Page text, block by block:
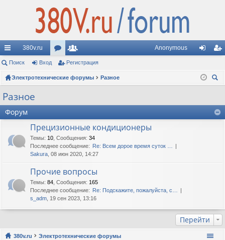
с
ы
лк
380v.ru
ор
ум
ол
ьз
и
Anonymous
д ис
ац
Поиск Вход Регистрация
Электротехнические форумы
Разное
Разное
Форум
Прецизионные кондиционеры
Темы: 10 Сообщения: 34
Последнее сообщение: Re: Всем дорое время суток …
Sakura , 08 июн 2020, 14:27
Прочие вопросы
Темы: 84 Сообщения: 165
Последнее сообщение: Re: Подскажите, пожалуйста, с…
s_adm , 19 сен 2023, 13:16
Перейти
380v.ru Электротехнические форумы